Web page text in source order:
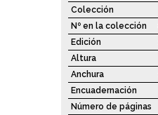
Colección
Nº en la colección
Edición
Altura
Anchura
Encuadernación
Número de páginas